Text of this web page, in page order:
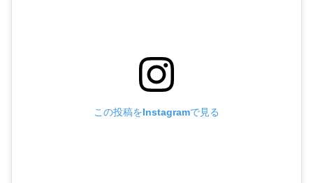
この投稿をInstagramで見る